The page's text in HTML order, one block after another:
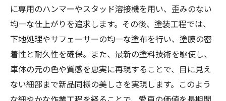
に専用のハンマーやスタッド溶接機を用い、歪みのない
均一な仕上がりを追求します。その後、塗装工程では、
下地処理やサフェーサーの均一な塗布を行い、塗膜の密
着性と耐久性を確保。また、最新の塗料技術を駆使し、
車体の元の色や質感を忠実に再現することで、目に見え
ない細部まで新品同様の美しさを実現します。このよう